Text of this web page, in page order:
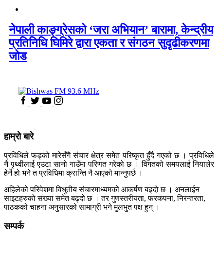
नेपाली काङ्ग्रेसको ‘जरा अभियान’ बारामा, केन्द्रीय
प्रतिनिधि घिमिरे द्वारा एकता र संगठन सुदृढीकरणमा
जोड
हाम्रो बारे
प्रविधिले फड्को मारेसँगै संचार क्षेत्र समेत परिष्कृत हुँदै गएको छ । प्रविधिले
नै पृथ्वीलाई एउटा सानो गाउँमा परिणत गरेको छ । विगतको समयलाई नियालेर
हेर्ने हो भने त प्रविधिमा क्रान्ति नै आएको मान्नुपर्छ ।
अहिलेको परिवेशमा विधुतीय संचारमाध्यमको आकर्षण बढ्दो छ । अनलाईन
साइटहरुको संख्या समेत बढ्दो छ । तर गुणस्तरीयता, फरकपना, निरन्तरता,
पाठकको चाहना अनुसारको सामाग्री भने मुलभुत पक्ष हुन् ।
सम्पर्क